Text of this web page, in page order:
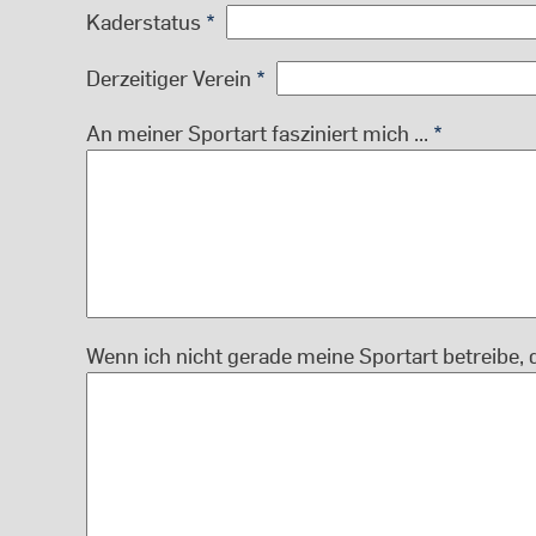
Kaderstatus
Derzeitiger Verein
An meiner Sportart fasziniert mich ...
Wenn ich nicht gerade meine Sportart betreibe,